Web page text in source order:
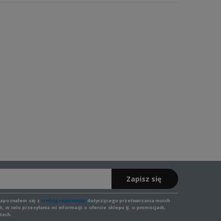
Zapisz się
się z treścią regulaminu dotyczącego przetwarzania moich
w celu przesyłania mi informacji o ofercie sklepu tj. o promocjach,